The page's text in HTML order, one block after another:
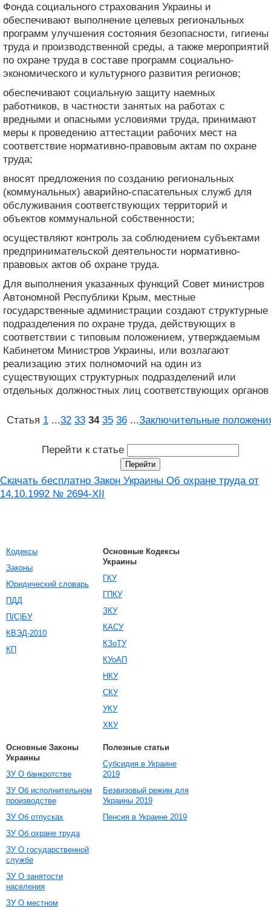
Фонда социального страхования Украины и
обеспечивают выполнение целевых региональных
программ улучшения состояния безопасности, гигиены
труда и производственной среды, а также мероприятий
по охране труда в составе программ социально-
экономического и культурного развития регионов;
обеспечивают социальную защиту наемных
работников, в частности занятых на работах с
вредными и опасными условиями труда, принимают
меры к проведению аттестации рабочих мест на
соответствие нормативно-правовым актам по охране
труда;
вносят предложения по созданию региональных
(коммунальных) аварийно-спасательных служб для
обслуживания соответствующих территорий и
объектов коммунальной собственности;
осуществляют контроль за соблюдением субъектами
предпринимательской деятельности нормативно-
правовых актов об охране труда.
Для выполнения указанных функций Совет министров
Автономной Республики Крым, местные
государственные администрации создают структурные
подразделения по охране труда, действующих в
соответствии с типовым положением, утверждаемым
Кабинетом Министров Украины, или возлагают
реализацию этих полномочий на один из
существующих структурных подразделений или
отдельных должностных лиц соответствующих органов
Статья 1 ...32 33 34 35 36 ...Заключительные
Перейти к статье
Скачать бесплатно Закон Украины Об охране труда от
14.10.1992 № 2694-XII
Кодексы
Законы
Юридический словарь
ПДД
П(С)БУ
КВЭД-2010
КП
Основные Кодексы
Украины
ГКУ
ГПКУ
ЗКУ
КАСУ
КЗоТУ
КУоАП
НКУ
СКУ
УКУ
ХКУ
Основные Законы
Украины
ЗУ О банкротстве
ЗУ Об исполнительном
производстве
ЗУ Об отпусках
ЗУ Об охране труда
ЗУ О государственной
службе
ЗУ О занятости
населения
ЗУ О местном
Полезные статьи
Субсидия в Украине
2019
Безвизовый режим для
Украины 2019
Пенсия в Украине 2019